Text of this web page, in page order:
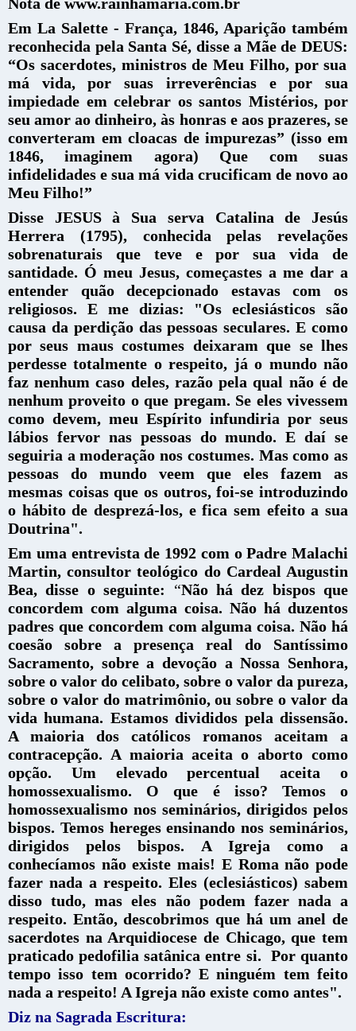
Em La Salette - França, 1846, Aparição também
reconhecida pela Santa Sé, disse a Mãe de DEUS:
“Os sacerdotes, ministros de Meu Filho, por sua
má vida, por suas irreverências e por sua
impiedade em celebrar os santos Mistérios, por
seu amor ao dinheiro, às honras e aos prazeres, se
converteram em cloacas de impurezas” (isso em
1846, imaginem agora) Que com suas
infidelidades e sua má vida crucificam de novo ao
Meu Filho!”
Disse JESUS à Sua serva Catalina de Jesús
Herrera (1795), conhecida pelas revelações
sobrenaturais que teve e por sua vida de
santidade. Ó meu Jesus, começastes a me dar a
entender quão decepcionado estavas com os
religiosos. E me dizias: "Os eclesiásticos são
causa da perdição das pessoas seculares. E como
por seus maus costumes deixaram que se lhes
perdesse totalmente o respeito, já o mundo não
faz nenhum caso deles, razão pela qual não é de
nenhum proveito o que pregam. Se eles vivessem
como devem, meu Espírito infundiria por seus
lábios fervor nas pessoas do mundo. E daí se
seguiria a moderação nos costumes. Mas como as
pessoas do mundo veem que eles fazem as
mesmas coisas que os outros, foi-se introduzindo
o hábito de desprezá-los, e fica sem efeito a sua
Doutrina".
Em uma entrevista de 1992 com o Padre Malachi
Martin, consultor teológico do Cardeal Augustin
Bea, disse o seguinte: “Não há dez bispos que
concordem com alguma coisa. Não há duzentos
padres que concordem com alguma coisa. Não há
coesão sobre a presença real do Santíssimo
Sacramento, sobre a devoção a Nossa Senhora,
sobre o valor do celibato, sobre o valor da pureza,
sobre o valor do matrimônio, ou sobre o valor da
vida humana. Estamos divididos pela dissensão.
A maioria dos católicos romanos aceitam a
contracepção. A maioria aceita o aborto como
opção. Um elevado percentual aceita o
homossexualismo. O que é isso? Temos o
homossexualismo nos seminários, dirigidos pelos
bispos. Temos hereges ensinando nos seminários,
dirigidos pelos bispos. A Igreja como a
conhecíamos não existe mais! E Roma não pode
fazer nada a respeito. Eles (eclesiásticos) sabem
disso tudo, mas eles não podem fazer nada a
respeito. Então, descobrimos que há um anel de
sacerdotes na Arquidiocese de Chicago, que tem
praticado pedofilia satânica entre si. Por quanto
tempo isso tem ocorrido? E ninguém tem feito
nada a respeito! A Igreja não existe como antes".
Diz na Sagrada Escritura: